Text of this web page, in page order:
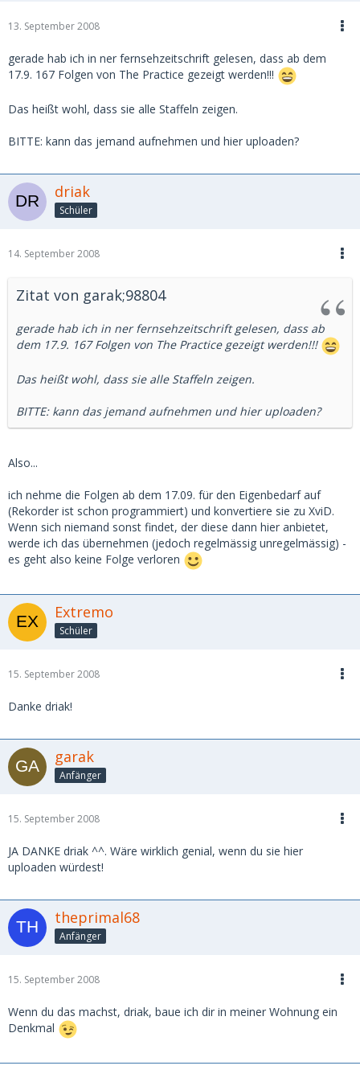
13. September 2008
gerade hab ich in ner fernsehzeitschrift gelesen, dass ab dem
17.9. 167 Folgen von The Practice gezeigt werden!!!
Das heißt wohl, dass sie alle Staffeln zeigen.
BITTE: kann das jemand aufnehmen und hier uploaden?
driak
Schüler
14. September 2008
Zitat von garak;98804
gerade hab ich in ner fernsehzeitschrift gelesen, dass ab
dem 17.9. 167 Folgen von The Practice gezeigt werden!!!
Das heißt wohl, dass sie alle Staffeln zeigen.
BITTE: kann das jemand aufnehmen und hier uploaden?
Also...
ich nehme die Folgen ab dem 17.09. für den Eigenbedarf auf
(Rekorder ist schon programmiert) und konvertiere sie zu XviD.
Wenn sich niemand sonst findet, der diese dann hier anbietet,
werde ich das übernehmen (jedoch regelmässig unregelmässig) -
es geht also keine Folge verloren
Extremo
Schüler
15. September 2008
Danke driak!
garak
Anfänger
15. September 2008
JA DANKE driak ^^. Wäre wirklich genial, wenn du sie hier
uploaden würdest!
theprimal68
Anfänger
15. September 2008
Wenn du das machst, driak, baue ich dir in meiner Wohnung ein
Denkmal